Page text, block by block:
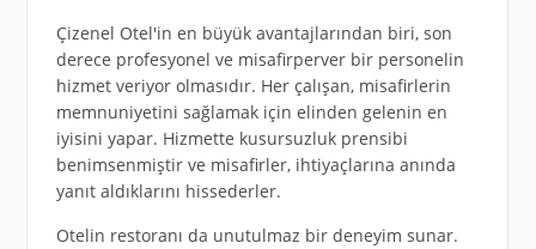
Çizenel Otel'in en büyük avantajlarından biri, son
derece profesyonel ve misafirperver bir personelin
hizmet veriyor olmasıdır. Her çalışan, misafirlerin
memnuniyetini sağlamak için elinden gelenin en
iyisini yapar. Hizmette kusursuzluk prensibi
benimsenmiştir ve misafirler, ihtiyaçlarına anında
yanıt aldıklarını hissederler.
Otelin restoranı da unutulmaz bir deneyim sunar.